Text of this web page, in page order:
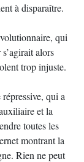
à disparaître.
qui
alors
trop injuste.
qui a
et la
toutes les
montrant la
Rien ne peut